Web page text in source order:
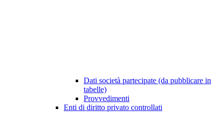
Dati società partecipate (da pubblicare in
tabelle)
Provvedimenti
Enti di diritto privato controllati